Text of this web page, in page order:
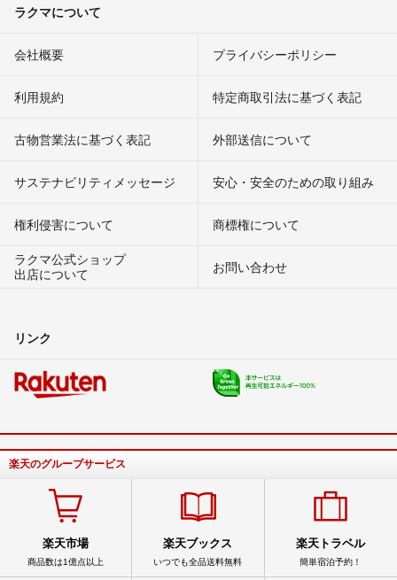
ラクマについて
会社概要 プライバシーポリシー
利用規約 特定商取引法に基づく表記
古物営業法に基づく表記 外部送信について
サステナビリティメッセージ 安心・安全のための取り組み
権利侵害について
商標権について
ラクマ公式ショップ
出店について
お問い合わせ
リンク
楽天のグループサービス
楽天市場
商品数は1億点以上
楽天ブックス
いつでも全品送料無料
楽天トラベル
簡単宿泊予約！